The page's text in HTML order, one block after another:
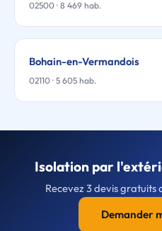
02500 · 8 469 hab.
Bohain-en-Vermandois
02110 · 5 605 hab.
Isolation par
Recevez 3 devis gratuits
Demander